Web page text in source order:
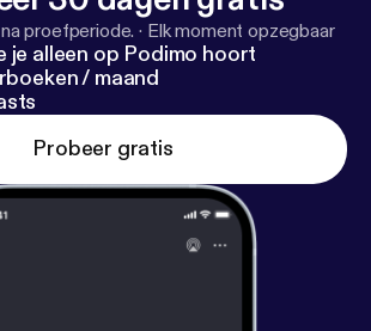
lo estamos haciendo.https://cont
proefperiode. · Elk moment opzegbaar
je alleen op Podimo hoort
/ maand
Probeer gratis